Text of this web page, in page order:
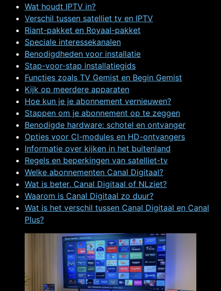
Wat houdt IPTV in?
Verschil tussen satelliet tv en IPTV
Riant-pakket en Royaal-pakket
Speciale interessekanalen
Benodigdheden voor installatie
Stap-voor-stap installatiegids
Functies zoals TV Gemist en Begin Gemist
Kijk op meerdere apparaten
Hoe kun je je abonnement vernieuwen?
Stappen om je abonnement op te zeggen
Benodigde hardware: schotel en ontvanger
Opties voor CI-modules en HD-ontvangers
Informatie over kijken in het buitenland
Regels en beperkingen van satelliet-tv
Welke abonnementen Canal Digitaal?
Wat is beter, Canal Digitaal of NLziet?
Waarom is Canal Digitaal zo duur?
Wat is het verschil tussen Canal Digitaal en Canal
Plus?